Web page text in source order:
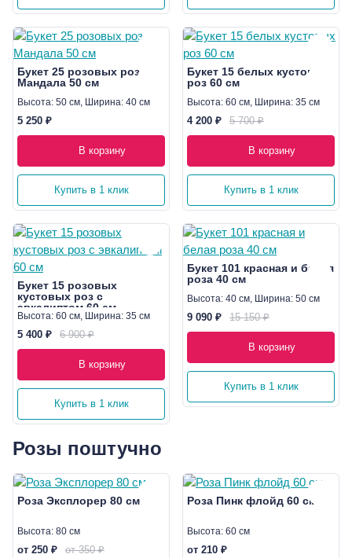
Букет 25 розовых роз
Мандала 50 см
Высота: 50 см, Ширина: 40 см
5 250 ₽
В корзину
Купить в 1 клик
Букет 15 белых кустовых
роз 60 см
Высота: 60 см, Ширина: 35 см
4 200 ₽ 5 700 ₽
В корзину
Купить в 1 клик
Букет 15 розовых
кустовых роз с
эвкалиптом 60 см
Высота: 60 см, Ширина: 35 см
5 400 ₽ 6 900 ₽
В корзину
Купить в 1 клик
Букет 101 красная и белая
роза 40 см
Высота: 40 см, Ширина: 50 см
9 090 ₽ 15 150 ₽
В корзину
Купить в 1 клик
Розы поштучно
Роза Эксплорер 80 см
Высота: 80 см
от 250 ₽ от 350 ₽
Роза Пинк флойд 60 см
Высота: 60 см
от 210 ₽